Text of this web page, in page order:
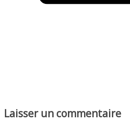
Laisser un commentaire